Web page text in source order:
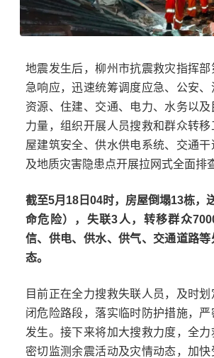
地震发生后，柳州市抗震救灾指挥
急响应，迅速统筹调度应急、公安
资源、住建、交通、电力、水务以
力量，组织开展人员搜救和群众转
屋建筑安全、供水供电系统、交通
及地质灾害隐患点开展拉网式全面排
截至5月18日04时，房屋倒塌13栋，
命危险），失联3人，转移群众
信、供电、供水、供气、交通道路
态。
目前正在全力搜救失联人员，及时
闭危险路段，落实临时防护措施，
发生。接下来将加大搜救力度，全力
密切监测余震活动及灾情动态，加